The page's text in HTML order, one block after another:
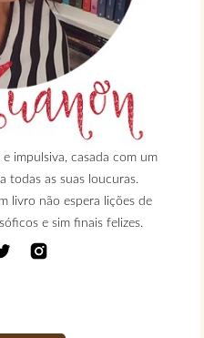
impulsiva, casada com um
todas as suas loucuras.
livro não espera lições de
e sim finais felizes.